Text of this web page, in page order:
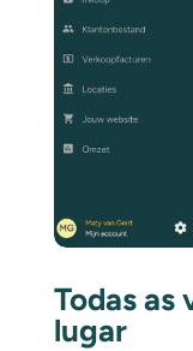
Todas as
lugar